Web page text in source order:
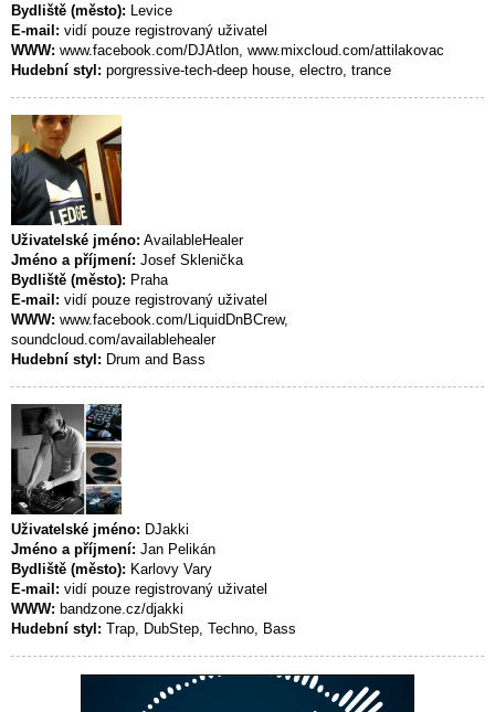
Bydliště (město): Levice
E-mail: vidí pouze registrovaný uživatel
WWW: www.facebook.com/DJAtlon, www.mixcloud.com/attilakovac
Hudební styl: porgressive-tech-deep house, electro, trance
Uživatelské jméno: AvailableHealer
Jméno a příjmení: Josef Sklenička
Bydliště (město): Praha
E-mail: vidí pouze registrovaný uživatel
WWW: www.facebook.com/LiquidDnBCrew,
soundcloud.com/availablehealer
Hudební styl: Drum and Bass
Uživatelské jméno: DJakki
Jméno a příjmení: Jan Pelikán
Bydliště (město): Karlovy Vary
E-mail: vidí pouze registrovaný uživatel
WWW: bandzone.cz/djakki
Hudební styl: Trap, DubStep, Techno, Bass